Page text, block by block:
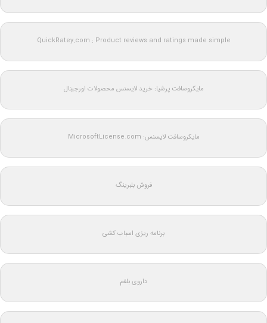
QuickRatey.com : Product reviews and ratings made simple
مایکروسافت پرشیا: خرید لایسنس محصولات اورجینال
مایکروسافت لایسنس: MicrosoftLicense.com
فروش بلبرینگ
برنامه ریزی اسباب کشی
داروی بلغم